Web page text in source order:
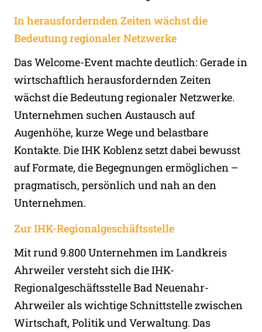
In herausfordernden Zeiten wächst die
Bedeutung regionaler Netzwerke
Das Welcome-Event machte deutlich: Gerade in
wirtschaftlich herausfordernden Zeiten
wächst die Bedeutung regionaler Netzwerke.
Unternehmen suchen Austausch auf
Augenhöhe, kurze Wege und belastbare
Kontakte. Die IHK Koblenz setzt dabei bewusst
auf Formate, die Begegnungen ermöglichen –
pragmatisch, persönlich und nah an den
Unternehmen.
Zur IHK-Regionalgeschäftsstelle
Mit rund 9.800 Unternehmen im Landkreis
Ahrweiler versteht sich die IHK-
Regionalgeschäftsstelle Bad Neuenahr-
Ahrweiler als wichtige Schnittstelle zwischen
Wirtschaft, Politik und Verwaltung. Das